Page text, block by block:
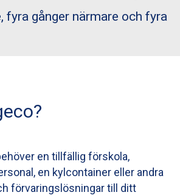
fyra gånger närmare och fyra
en tillfällig förskola,
en kylcontainer eller andra
förvaringslösningar till ditt